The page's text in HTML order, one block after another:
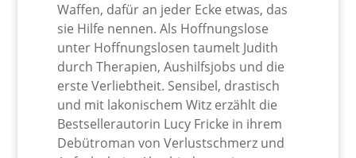
Waffen, dafür an jeder Ecke etwas, das
sie Hilfe nennen. Als Hoffnungslose
unter Hoffnungslosen taumelt Judith
durch Therapien, Aushilfsjobs und die
erste Verliebtheit. Sensibel, drastisch
und mit lakonischem Witz erzählt die
Bestsellerautorin Lucy Fricke in ihrem
Debütroman von Verlustschmerz und